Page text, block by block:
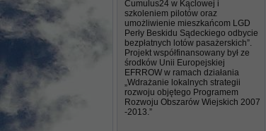
Cumulus24 w Kąclowej i
szkoleniem pilotów oraz
umożliwienie mieszkańcom LGD
Perły Beskidu Sądeckiego odbycie
bezpłatnych lotów pasażerskich”.
Projekt współfinansowany był ze
środków Unii Europejskiej
EFRROW w ramach działania
„Wdrażanie lokalnych strategii
rozwoju objętego Programem
Rozwoju Obszarów Wiejskich 2007
-2013.”